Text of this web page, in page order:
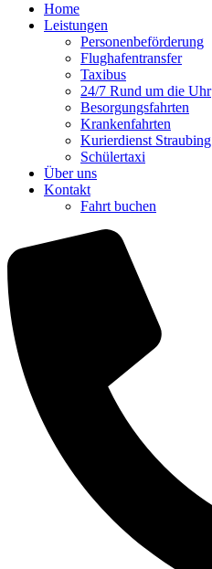
Home
Leistungen
Personenbeförderung
Flughafentransfer
Taxibus
24/7 Rund um die Uhr
Besorgungsfahrten
Krankenfahrten
Kurierdienst Straubing
Schülertaxi
Über uns
Kontakt
Fahrt buchen